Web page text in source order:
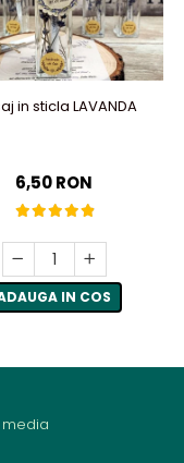
in sticla LAVANDA
6,50 RON
IN COS